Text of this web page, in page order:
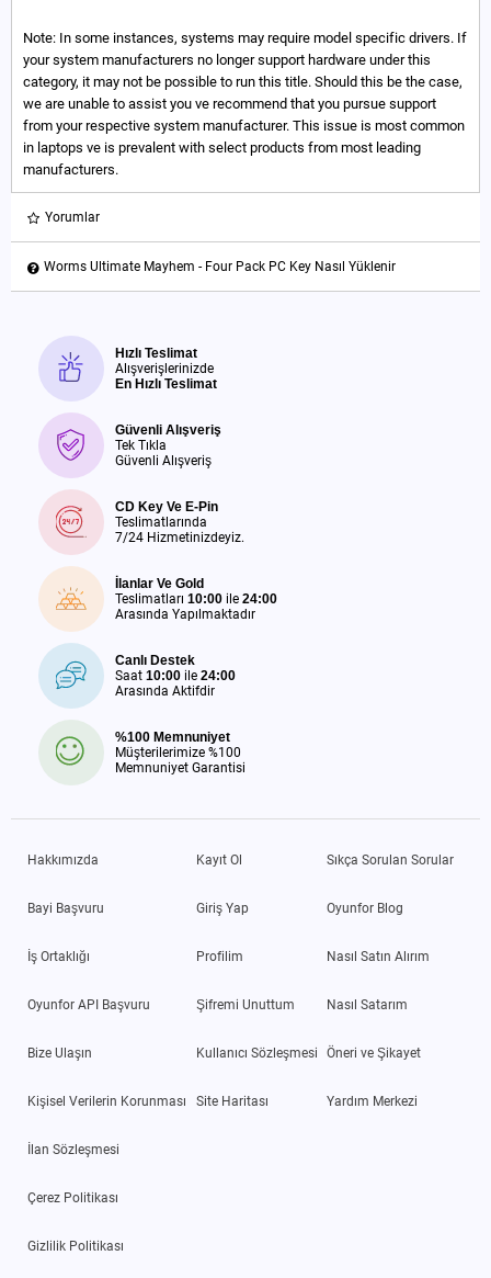
Note: In some instances, systems may require model specific drivers. If
your system manufacturers no longer support hardware under this
category, it may not be possible to run this title. Should this be the case,
we are unable to assist you ve recommend that you pursue support
from your respective system manufacturer. This issue is most common
in laptops ve is prevalent with select products from most leading
manufacturers.
Yorumlar
Worms Ultimate Mayhem - Four Pack PC Key Nasıl Yüklenir
Hızlı Teslimat
Alışverişlerinizde
En Hızlı Teslimat
Güvenli Alışveriş
Tek Tıkla
Güvenli Alışveriş
CD Key Ve E-Pin
Teslimatlarında
7/24 Hizmetinizdeyiz.
İlanlar Ve Gold
Teslimatları 10:00 ile 24:00
Arasında Yapılmaktadır
Canlı Destek
Saat 10:00 ile 24:00
Arasında Aktifdir
%100 Memnuniyet
Müşterilerimize %100
Memnuniyet Garantisi
Hakkımızda
Bayi Başvuru
İş Ortaklığı
Oyunfor API Başvuru
Bize Ulaşın
Kişisel Verilerin Korunması
İlan Sözleşmesi
Çerez Politikası
Gizlilik Politikası
Kayıt Ol
Giriş Yap
Profilim
Şifremi Unuttum
Kullanıcı Sözleşmesi
Site Haritası
Sıkça Sorulan Sorular
Oyunfor Blog
Nasıl Satın Alırım
Nasıl Satarım
Öneri ve Şikayet
Yardım Merkezi